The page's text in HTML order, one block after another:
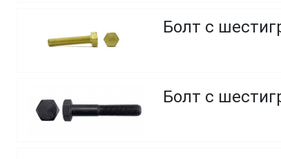
Болт с
Болт с